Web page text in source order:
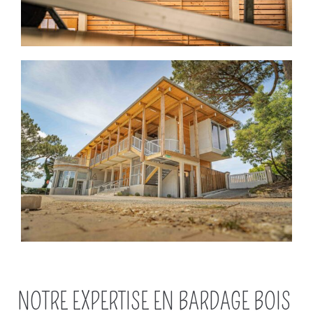
NOTRE EXPERTISE EN BARDAGE BOIS